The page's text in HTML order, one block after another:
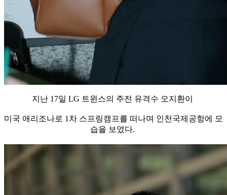
지난 17일 LG 트윈스의 주전 유격수 오지환이
미국 애리조나로 1차 스프링캠프를 떠나며 인천국제공항에 모
습을 보였다.